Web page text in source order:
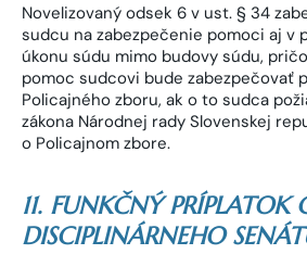
Novelizovaný odsek 6 v ust. § 34
sudcu na zabezpečenie pomoci aj v
úkonu súdu mimo budovy súdu,
pomoc sudcovi bude zabezpečovať
Policajného zboru, ak o to sudca
zákona Národnej rady Slovenskej
o Policajnom zbore.
11. FUNKČNÝ PRÍPLATOK
DISCIPLINÁRNEHO